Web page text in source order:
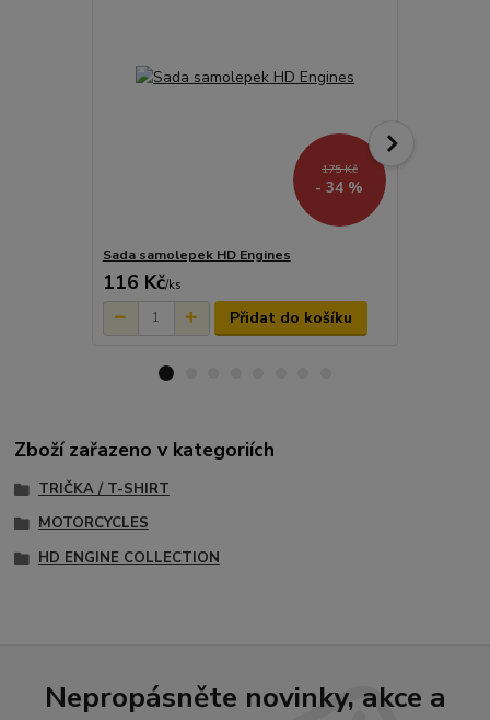
175 Kč
- 34 %
Sada samolepek HD Engines
116 Kč/ks
Přidat do košíku
Zboží zařazeno v kategoriích
TRIČKA / T-SHIRT
MOTORCYCLES
HD ENGINE COLLECTION
Nepropásněte novinky, akce a